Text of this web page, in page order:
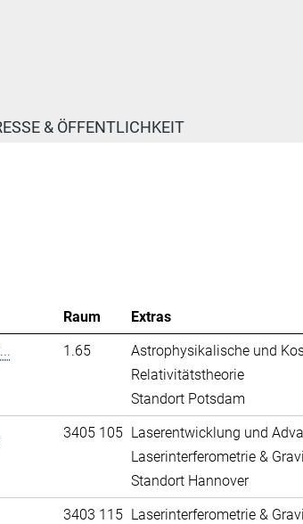
& ÖFFENTLICHKEIT
Raum
Extras
1.65
Astrophysikalische und
Relativitätstheorie
Standort Potsdam
3405 105 Laserentwicklung und
Laserinterferometrie &
Standort Hannover
3403 115 Laserinterferometrie &